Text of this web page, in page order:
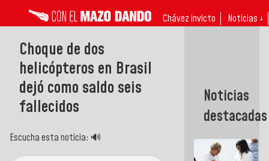
Chávez invicto Noticias ↓
Choque de dos
helicópteros en Brasil
dejó como saldo seis
fallecidos
Escucha esta noticia: 🔊
Noticias
destacadas